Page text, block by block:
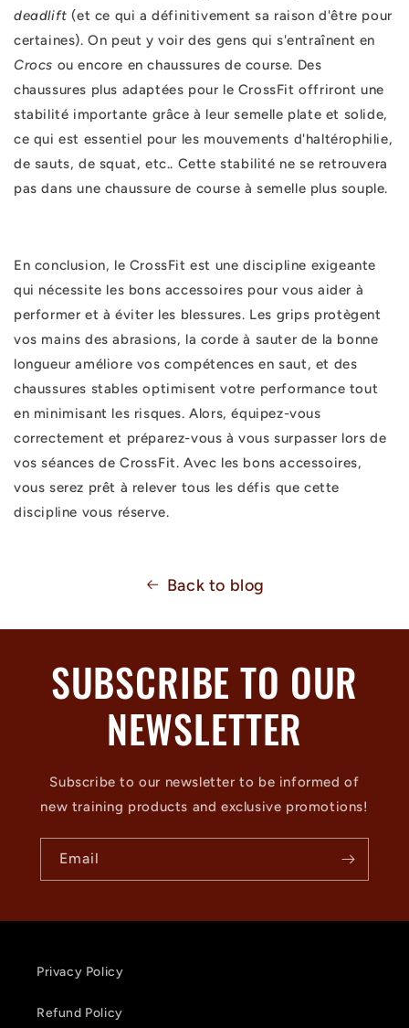
deadlift (et ce qui a définitivement sa raison d'être pour
certaines). On peut y voir des gens qui s'entraînent en
Crocs ou encore en chaussures de course. Des
chaussures plus adaptées pour le CrossFit offriront une
stabilité importante grâce à leur semelle plate et solide,
ce qui est essentiel pour les mouvements d'haltérophilie,
de sauts, de squat, etc.. Cette stabilité ne se retrouvera
pas dans une chaussure de course à semelle plus souple.
En conclusion, le CrossFit est une discipline exigeante
qui nécessite les bons accessoires pour vous aider à
performer et à éviter les blessures. Les grips protègent
vos mains des abrasions, la corde à sauter de la bonne
longueur améliore vos compétences en saut, et des
chaussures stables optimisent votre performance tout
en minimisant les risques. Alors, équipez-vous
correctement et préparez-vous à vous surpasser lors de
vos séances de CrossFit. Avec les bons accessoires,
vous serez prêt à relever tous les défis que cette
discipline vous réserve.
Back to blog
SUBSCRIBE TO OUR
NEWSLETTER
Subscribe to our newsletter to be informed of
new training products and exclusive promotions!
Email
Privacy Policy
Refund Policy